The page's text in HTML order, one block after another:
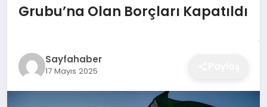
İZMIR HABERLERI
EĞITIM
Grubu’na Olan Borçları Kapatıldı
Sayfahaber
17 Mayıs 2025